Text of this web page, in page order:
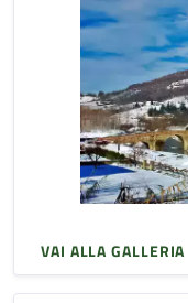
VAI ALLA GALLERIA